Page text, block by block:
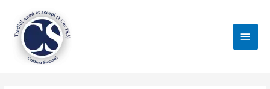
contenuto